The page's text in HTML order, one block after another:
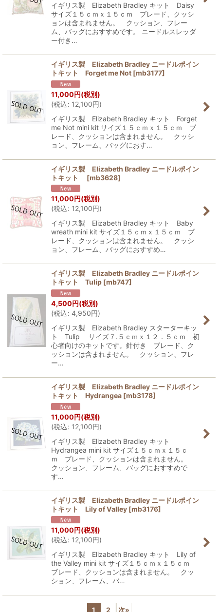
イギリス製 Elizabeth Bradley キット Daisy
サイズ１５ｃｍｘ１５ｃｍ ブレード、クッシ
ョンは含まれません。 クッション、フレー
ム、バッグにおすすめです。 ニードルスレッダ
ー付き…
イギリス製 Elizabeth Bradley ニードルポイン
トキット Forget me Not [mb3177]
11,000円(税別)
(税込: 12,100円)
イギリス製 Elizabeth Bradley キット Forget
me Not mini kit サイズ１５ｃｍｘ１５ｃｍ ブ
レード、クッションは含まれません。 クッシ
ョン、フレーム、バッグにおす…
イギリス製 Elizabeth Bradley ニードルポイン
トキット
[mb3628]
11,000円(税別)
(税込: 12,100円)
イギリス製 Elizabeth Bradley キット Baby
wreath mini kit サイズ１５ｃｍｘ１５ｃｍ ブ
レード、クッションは含まれません。 クッシ
ョン、フレーム、バッグにおすすめ…
イギリス製 Elizabeth Bradley ニードルポイン
トキット Tulip [mb747]
4,500円(税別)
(税込: 4,950円)
イギリス製 Elizabeth Bradley スターターキッ
ト Tulip サイズ７.５ｃｍｘ１２．５ｃｍ 初
心者向けのキットです。針付き ブレード、ク
ッションは含まれません。 クッション、フレ
ー…
イギリス製 Elizabeth Bradley ニードルポイン
トキット Hydrangea [mb3178]
11,000円(税別)
(税込: 12,100円)
イギリス製 Elizabeth Bradley キット
Hydrangea mini kit サイズ１５ｃｍｘ１５ｃ
ｍ ブレード、クッションは含まれません。
クッション、フレーム、バッグにおすすめで
す…
イギリス製 Elizabeth Bradley ニードルポイン
トキット Lily of Valley [mb3176]
11,000円(税別)
(税込: 12,100円)
イギリス製 Elizabeth Bradley キット Lily of
the Valley mini kit サイズ１５ｃｍｘ１５ｃｍ
ブレード、クッションは含まれません。 クッ
ション、フレーム、バ…
1 2 次»